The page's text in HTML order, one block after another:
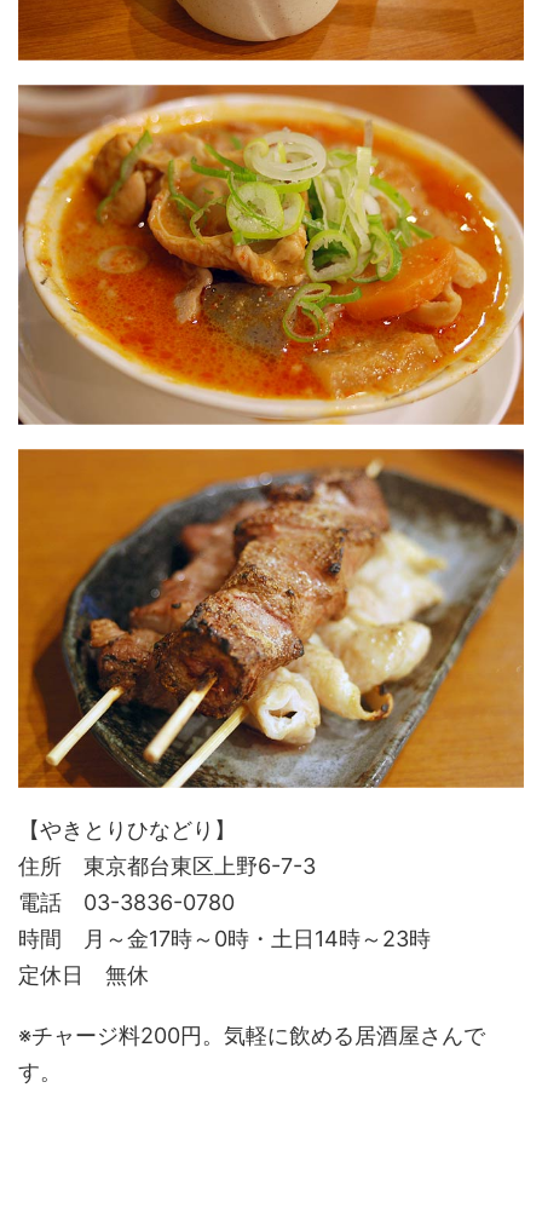
【やきとりひなどり】
住所 東京都台東区上野6-7-3
電話 03-3836-0780
時間 月～金17時～0時・土日14時～23時
定休日 無休
※チャージ料200円。気軽に飲める居酒屋さんで
す。